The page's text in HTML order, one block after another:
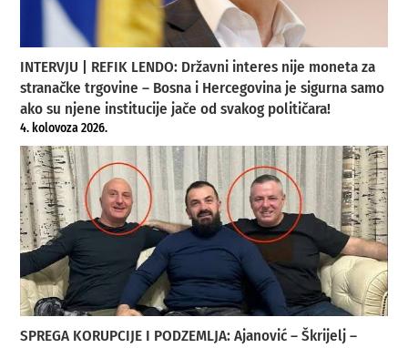
INTERVJU | REFIK LENDO: Državni interes nije moneta za
stranačke trgovine – Bosna i Hercegovina je sigurna samo
ako su njene institucije jače od svakog političara!
4. kolovoza 2026.
SPREGA KORUPCIJE I PODZEMLJA: Ajanović – Škrijelj –